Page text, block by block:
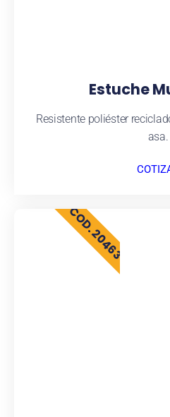
Estuche
Resistente poliéster
asa.
COD. 20463